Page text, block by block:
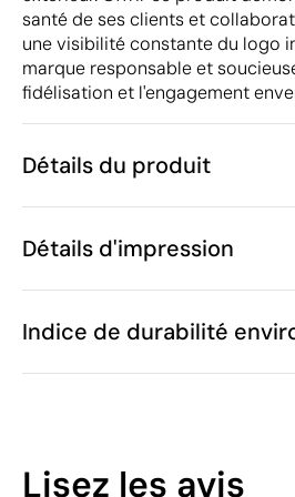
santé de ses clients et
une visibilité constante du logo
marque responsable et
fidélisation et l'engagement
Détails du produit
Caractéristiques
Code du produit
Poids
Matière
Dans notre collection depuis
Détails d'impression
Indice de durabilité
Lisez les avis